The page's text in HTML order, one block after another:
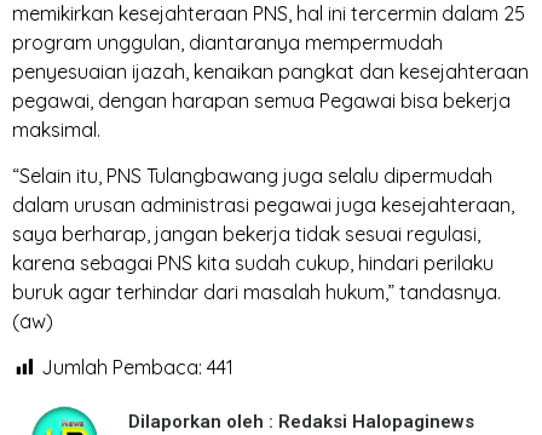
memikirkan kesejahteraan PNS, hal ini tercermin dalam 25
program unggulan, diantaranya mempermudah
penyesuaian ijazah, kenaikan pangkat dan kesejahteraan
pegawai, dengan harapan semua Pegawai bisa bekerja
maksimal.
“Selain itu, PNS Tulangbawang juga selalu dipermudah
dalam urusan administrasi pegawai juga kesejahteraan,
saya berharap, jangan bekerja tidak sesuai regulasi,
karena sebagai PNS kita sudah cukup, hindari perilaku
buruk agar terhindar dari masalah hukum,” tandasnya.
(aw)
Jumlah Pembaca: 441
Dilaporkan oleh : Redaksi Halopaginews